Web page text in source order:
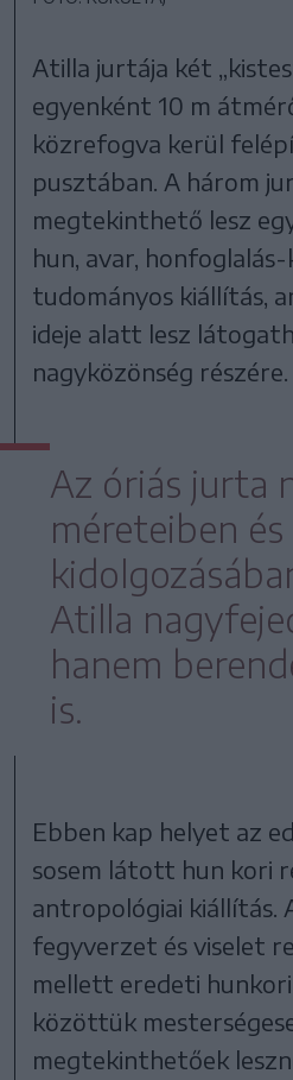
Atilla jurtája két
egyenként 10 m
közrefogva kerül
pusztában. A három
megtekinthető lesz
hun, avar,
tudományos kiállítás,
ideje alatt lesz
nagyközönség részére.
Az óriás jurta
méreteiben és
Atilla
hanem
is.
Ebben kap helyet az
sosem látott hun kori
antropológiai kiállítás.
fegyverzet és viselet
mellett eredeti
közöttük
megtekinthetőek